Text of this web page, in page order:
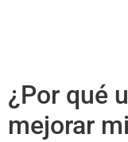
¿Por qué
mejorar